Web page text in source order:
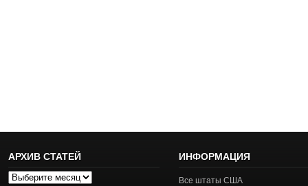
АРХИВ СТАТЕЙ
Архив
ИНФОРМАЦИЯ
Все штаты США